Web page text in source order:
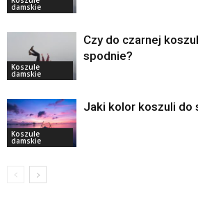
damskie
Koszule
damskie
Czy do czarnej
spodnie?
Koszule
damskie
Jaki kolor koszuli do